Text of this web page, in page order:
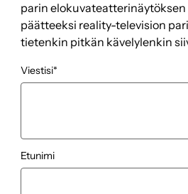
parin elokuvateatterinäytöksen
päätteeksi reality-television
tietenkin pitkän kävelylenkin
Viestisi*
Etunimi